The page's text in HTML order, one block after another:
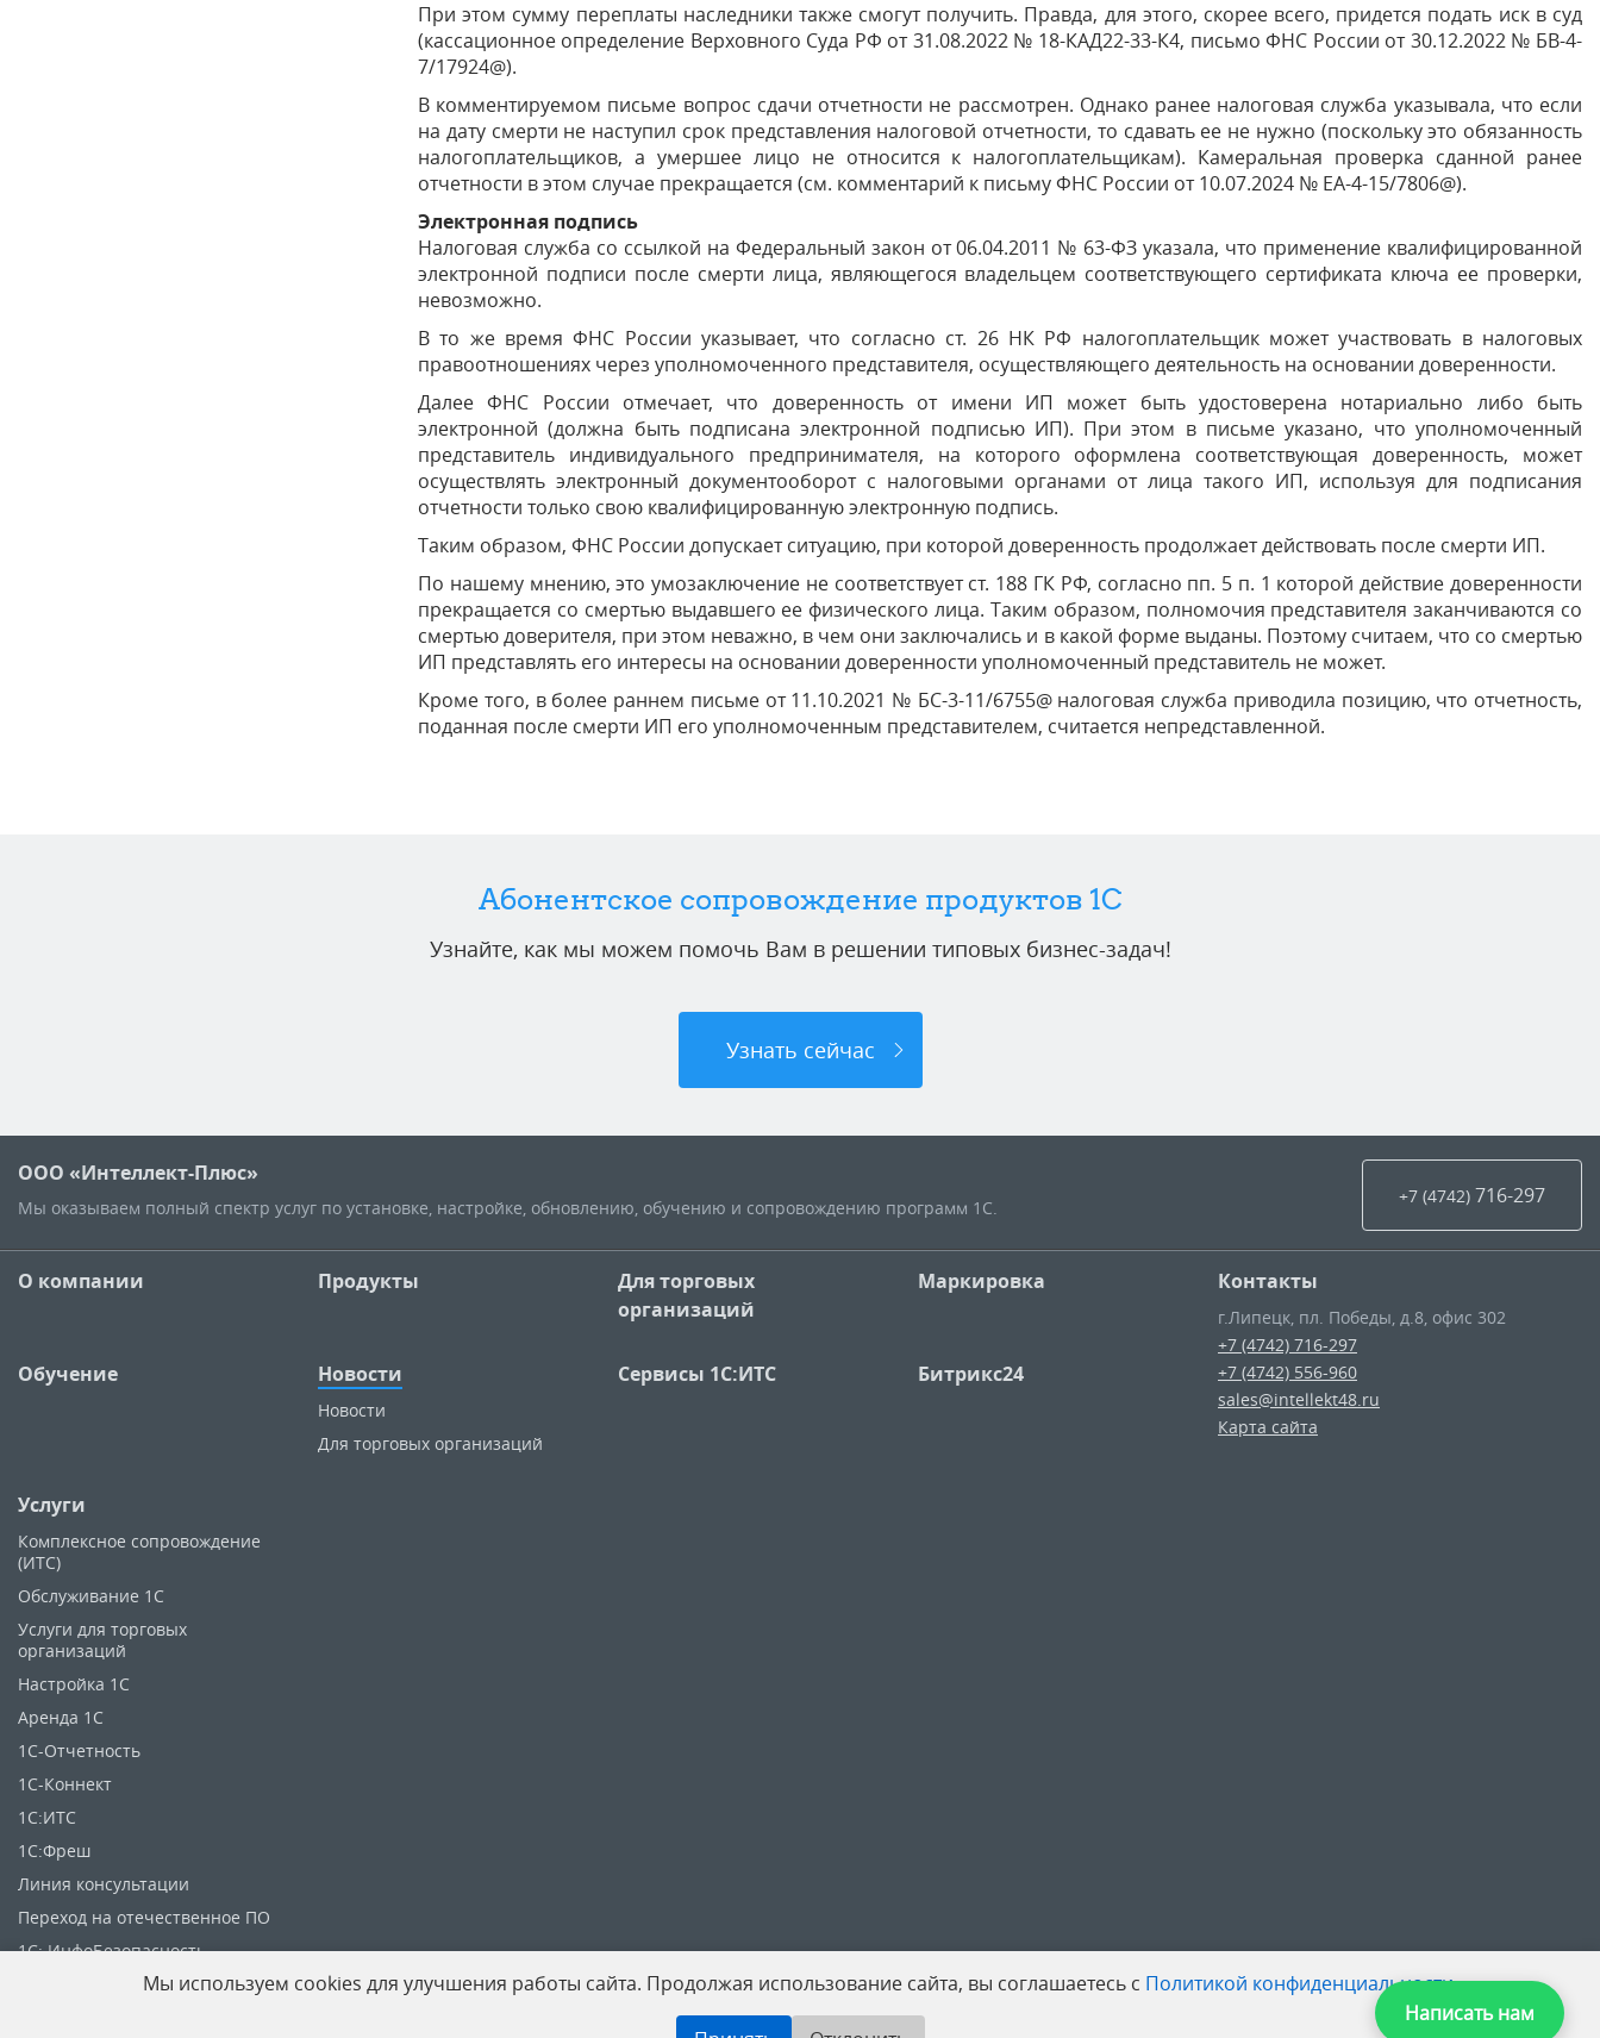
При этом сумму переплаты наследники также смогут получить. Правда, для этого, скорее всего, придется подать иск в суд
(кассационное определение Верховного Суда РФ от 31.08.2022 № 18-КАД22-33-К4, письмо ФНС России от 30.12.2022 № БВ-4-
7/17924@).
В комментируемом письме вопрос сдачи отчетности не рассмотрен. Однако ранее налоговая служба указывала, что если
на дату смерти не наступил срок представления налоговой отчетности, то сдавать ее не нужно (поскольку это обязанность
налогоплательщиков, а умершее лицо не относится к налогоплательщикам). Камеральная проверка сданной ранее
отчетности в этом случае прекращается (см. комментарий к письму ФНС России от 10.07.2024 № ЕА-4-15/7806@).
Электронная подпись
Налоговая служба со ссылкой на Федеральный закон от 06.04.2011 № 63-ФЗ указала, что применение квалифицированной
электронной подписи после смерти лица, являющегося владельцем соответствующего сертификата ключа ее проверки,
невозможно.
В то же время ФНС России указывает, что согласно ст. 26 НК РФ налогоплательщик может участвовать в налоговых
правоотношениях через уполномоченного представителя, осуществляющего деятельность на основании доверенности.
Далее ФНС России отмечает, что доверенность от имени ИП может быть удостоверена нотариально либо быть
электронной (должна быть подписана электронной подписью ИП). При этом в письме указано, что уполномоченный
представитель индивидуального предпринимателя, на которого оформлена соответствующая доверенность, может
осуществлять электронный документооборот с налоговыми органами от лица такого ИП, используя для подписания
отчетности только свою квалифицированную электронную подпись.
Таким образом, ФНС России допускает ситуацию, при которой доверенность продолжает действовать после смерти ИП.
По нашему мнению, это умозаключение не соответствует ст. 188 ГК РФ, согласно пп. 5 п. 1 которой действие доверенности
прекращается со смертью выдавшего ее физического лица. Таким образом, полномочия представителя заканчиваются со
смертью доверителя, при этом неважно, в чем они заключались и в какой форме выданы. Поэтому считаем, что со смертью
ИП представлять его интересы на основании доверенности уполномоченный представитель не может.
Кроме того, в более раннем письме от 11.10.2021 № БС-3-11/6755@ налоговая служба приводила позицию, что отчетность,
поданная после смерти ИП его уполномоченным представителем, считается непредставленной.
Абонентское сопровождение продуктов 1C
Узнайте, как мы можем помочь Вам в решении типовых бизнес-задач!
Узнать сейчас
ООО «Интеллект-Плюс»
Мы оказываем полный спектр услуг по установке, настройке, обновлению, обучению и сопровождению программ 1С.
+7 (4742) 716-297
О компании Продукты
Для торговых
организаций
Маркировка
Обучение Новости
Новости
Для торговых организаций
Сервисы 1С:ИТС Битрикс24
Услуги
Комплексное сопровождение
(ИТС)
Обслуживание 1С
Услуги для торговых
организаций
Настройка 1С
Аренда 1С
1C-Отчетность
1С-Коннект
1С:ИТС
1С:Фреш
Линия консультации
Переход на отечественное ПО
1С: ИнфоБезопасность
Контакты
г.Липецк, пл. Победы, д.8, офис 302
+7 (4742) 716-297
+7 (4742) 556-960
sales@intellekt48.ru
Карта сайта
Написать нам
Мы используем cookies для улучшения работы сайта. Продолжая использование сайта, вы соглашаетесь с Политикой конфиденциальности.